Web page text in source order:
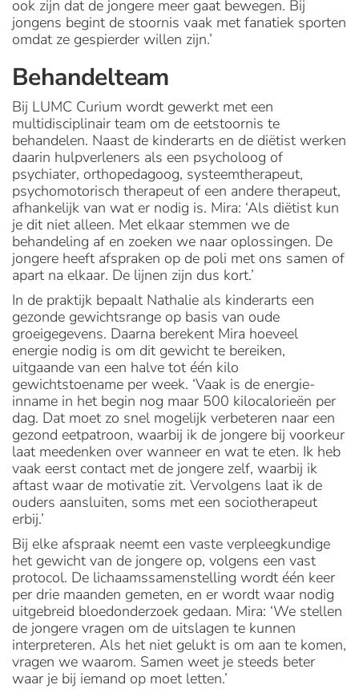
ook zijn dat de jongere meer gaat bewegen. Bij
jongens begint de stoornis vaak met fanatiek sporten
omdat ze gespierder willen zijn.’
Behandelteam
Bij LUMC Curium wordt gewerkt met een
multidisciplinair team om de eetstoornis te
behandelen. Naast de kinderarts en de diëtist werken
daarin hulpverleners als een psycholoog of
psychiater, orthopedagoog, systeemtherapeut,
psychomotorisch therapeut of een andere therapeut,
afhankelijk van wat er nodig is. Mira: ‘Als diëtist kun
je dit niet alleen. Met elkaar stemmen we de
behandeling af en zoeken we naar oplossingen. De
jongere heeft afspraken op de poli met ons samen of
apart na elkaar. De lijnen zijn dus kort.’
In de praktijk bepaalt Nathalie als kinderarts een
gezonde gewichtsrange op basis van oude
groeigegevens. Daarna berekent Mira hoeveel
energie nodig is om dit gewicht te bereiken,
uitgaande van een halve tot één kilo
gewichtstoename per week. ‘Vaak is de energie-
inname in het begin nog maar 500 kilocalorieën per
dag. Dat moet zo snel mogelijk verbeteren naar een
gezond eetpatroon, waarbij ik de jongere bij voorkeur
laat meedenken over wanneer en wat te eten. Ik heb
vaak eerst contact met de jongere zelf, waarbij ik
aftast waar de motivatie zit. Vervolgens laat ik de
ouders aansluiten, soms met een sociotherapeut
erbij.’
Bij elke afspraak neemt een vaste verpleegkundige
het gewicht van de jongere op, volgens een vast
protocol. De lichaamssamenstelling wordt één keer
per drie maanden gemeten, en er wordt waar nodig
uitgebreid bloedonderzoek gedaan. Mira: ‘We stellen
de jongere vragen om de uitslagen te kunnen
interpreteren. Als het niet gelukt is om aan te komen,
vragen we waarom. Samen weet je steeds beter
waar je bij iemand op moet letten.’